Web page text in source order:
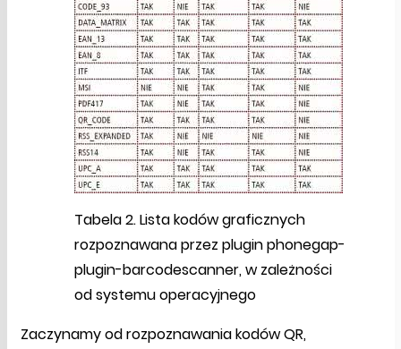
Tabela 2. Lista kodów graficznych
rozpoznawana przez plugin phonegap-
plugin-barcodescanner, w zależności
od systemu operacyjnego
Zaczynamy od rozpoznawania kodów QR,